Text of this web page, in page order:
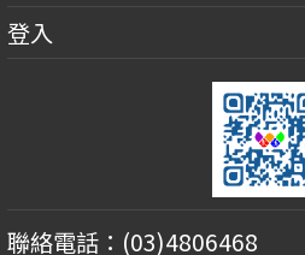
登入
聯絡電話：(03)4806468